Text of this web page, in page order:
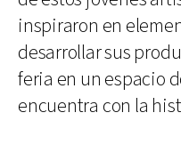
inspiraron en
desarrollar sus
feria en un espacio
encuentra con la